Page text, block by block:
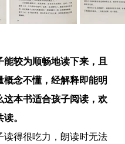
能较为顺畅地读下来，且
概念不懂，经解释即能明
这本书适合孩子阅读，欢
。
读得很吃力，朗读时无法